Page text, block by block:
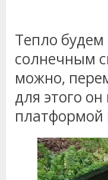
Тепло будем
солнечным
можно,
для этого
платформой